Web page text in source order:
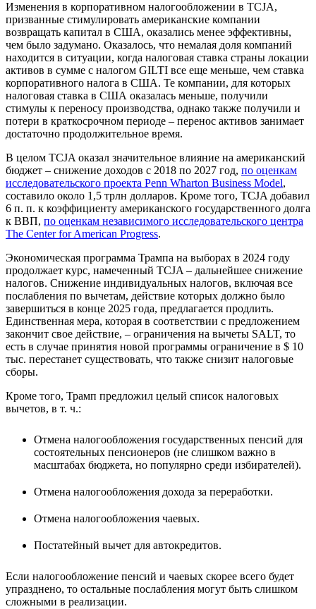
Изменения в корпоративном налогообложении в TCJA,
призванные стимулировать американские компании
возвращать капитал в США, оказались менее эффективны,
чем было задумано. Оказалось, что немалая доля компаний
находится в ситуации, когда налоговая ставка страны локации
активов в сумме с налогом GILTI все еще меньше, чем ставка
корпоративного налога в США. Те компании, для которых
налоговая ставка в США оказалась меньше, получили
стимулы к переносу производства, однако также получили и
потери в краткосрочном периоде – перенос активов занимает
достаточно продолжительное время.
В целом TCJA оказал значительное влияние на американский
бюджет – снижение доходов с 2018 по 2027 год, по оценкам
исследовательского проекта Penn Wharton Business Model,
составило около 1,5 трлн долларов. Кроме того, TCJA добавил
6 п. п. к коэффициенту американского государственного долга
к ВВП, по оценкам независимого исследовательского центра
The Center for American Progress.
Экономическая программа Трампа на выборах в 2024 году
продолжает курс, намеченный TCJA – дальнейшее снижение
налогов. Снижение индивидуальных налогов, включая все
послабления по вычетам, действие которых должно было
завершиться в конце 2025 года, предлагается продлить.
Единственная мера, которая в соответствии с предложением
закончит свое действие, – ограничения на вычеты SALT, то
есть в случае принятия новой программы ограничение в $ 10
тыс. перестанет существовать, что также снизит налоговые
сборы.
Кроме того, Трамп предложил целый список налоговых
вычетов, в т. ч.:
Отмена налогообложения государственных пенсий для
состоятельных пенсионеров (не слишком важно в
масштабах бюджета, но популярно среди избирателей).
Отмена налогообложения дохода за переработки.
Отмена налогообложения чаевых.
Постатейный вычет для автокредитов.
Если налогообложение пенсий и чаевых скорее всего будет
упразднено, то остальные послабления могут быть слишком
сложными в реализации.